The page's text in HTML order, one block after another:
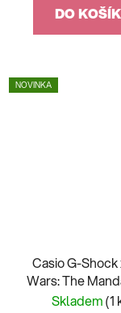
DO
NOVINKA
Casio G-Shock
Wars: The
and Grogu GM-
Skladem(1